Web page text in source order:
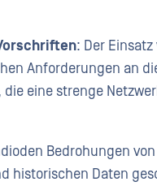
: Der
Anforderungen an
die eine strenge
Bedrohungen
historischen Daten